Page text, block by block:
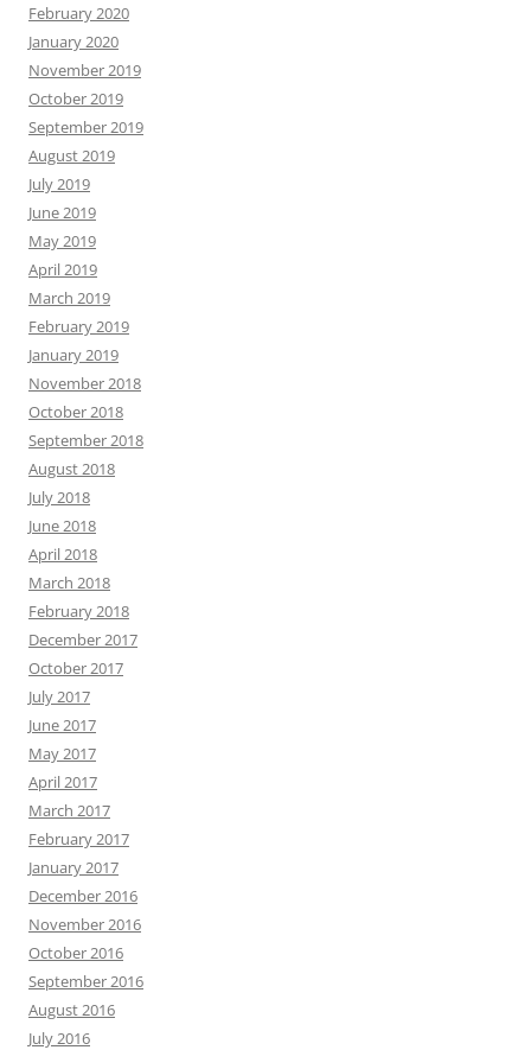
February 2020
January 2020
November 2019
October 2019
September 2019
August 2019
July 2019
June 2019
May 2019
April 2019
March 2019
February 2019
January 2019
November 2018
October 2018
September 2018
August 2018
July 2018
June 2018
April 2018
March 2018
February 2018
December 2017
October 2017
July 2017
June 2017
May 2017
April 2017
March 2017
February 2017
January 2017
December 2016
November 2016
October 2016
September 2016
August 2016
July 2016